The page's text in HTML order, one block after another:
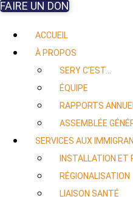
FAIRE UN DON
ACCUEIL
À PROPOS
SERY C’EST…
ÉQUIPE
RAPPORTS
ASSEMBLÉE
SERVICES AUX
INSTALLATION ET
RÉGIONALISATION
LIAISON SANTÉ